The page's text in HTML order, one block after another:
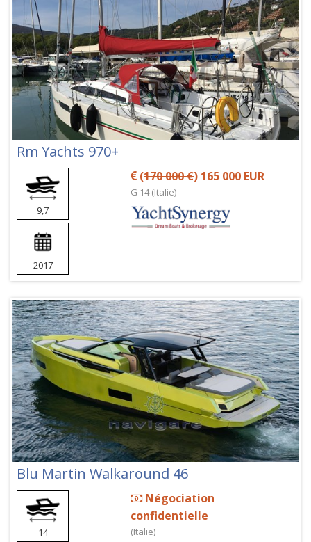
Rm Yachts 970+
9,7
2017
(170 000 €) 165 000 EUR
G 14 (Italie)
Blu Martin Walkaround 46
14
Négociation
confidentielle
(Italie)